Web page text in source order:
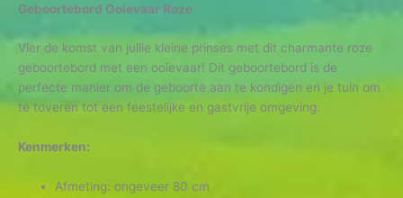
Geboortebord Ooievaar Roze
Vier de komst van jullie kleine prinses met dit charmante roze
geboortebord met een ooievaar! Dit geboortebord is de
perfecte manier om de geboorte aan te kondigen en je tuin om
te toveren tot een feestelijke en gastvrije omgeving.
Kenmerken:
Afmeting: ongeveer 80 cm